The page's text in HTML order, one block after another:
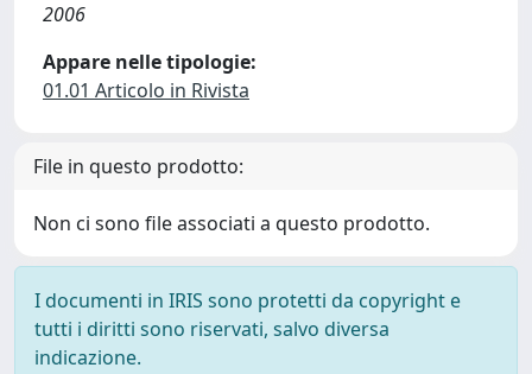
2006
Appare nelle tipologie:
01.01 Articolo in Rivista
File in questo prodotto:
Non ci sono file associati a questo prodotto.
I documenti in IRIS sono protetti da copyright e
tutti i diritti sono riservati, salvo diversa
indicazione.